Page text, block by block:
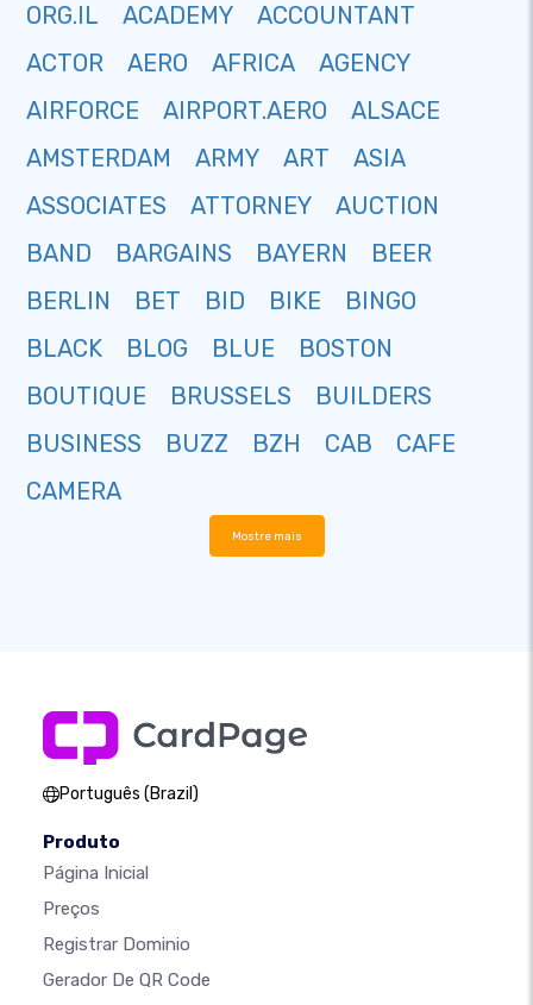
ORG.IL
ACADEMY
ACCOUNTANT
ACTOR
AERO AFRICA
AGENCY
AIRFORCE
AIRPORT.AERO
ALSACE
AMSTERDAM
ARMY ART
ASIA
ASSOCIATES
ATTORNEY
AUCTION
BAND
BARGAINS BAYERN
BEER
BERLIN
BET BID BIKE
BINGO
BLACK
BLOG BLUE
BOSTON
BOUTIQUE
BRUSSELS
BUILDERS
BUSINESS
BUZZ BZH CAB
CAFE
CAMERA
Mostre mais
Português (Brazil)
Produto
Página Inicial
Preços
Registrar Dominio
Gerador De QR Code